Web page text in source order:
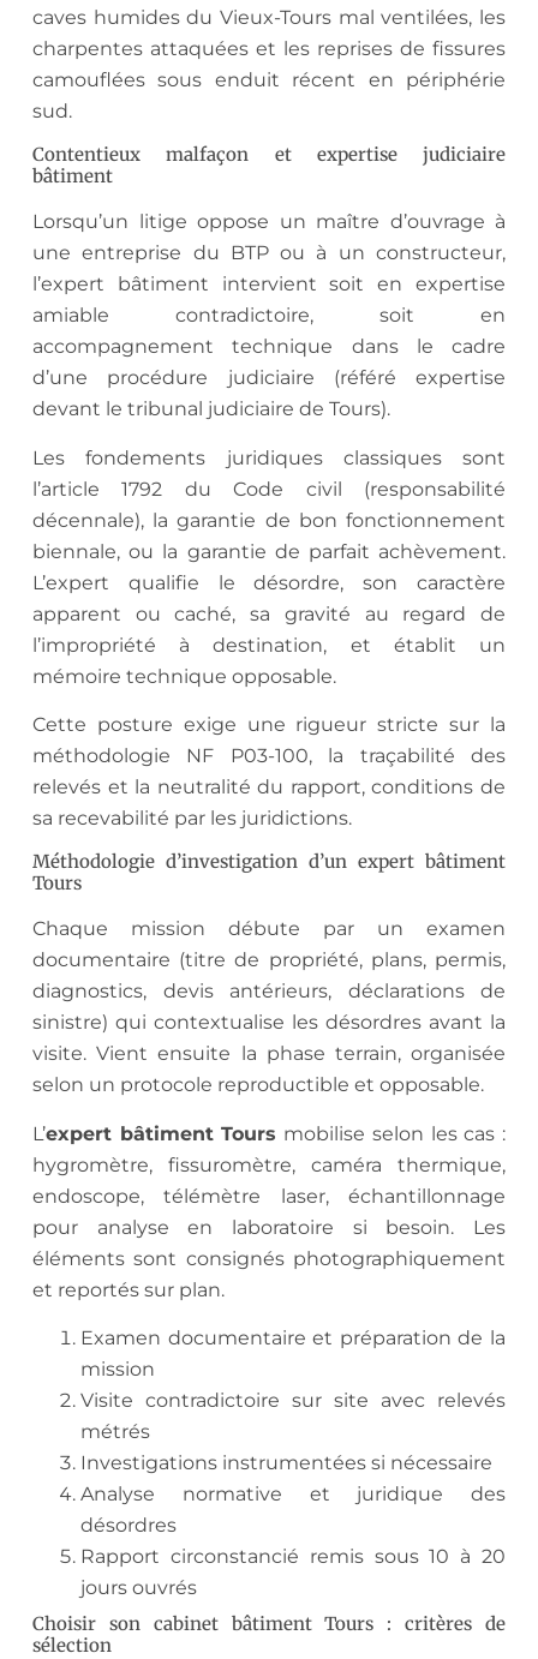
caves humides du Vieux-Tours mal ventilées, les
charpentes attaquées et les reprises de fissures
camouflées sous enduit récent en périphérie
sud.
Contentieux malfaçon et expertise judiciaire
bâtiment
Lorsqu’un litige oppose un maître d’ouvrage à
une entreprise du BTP ou à un constructeur,
l’expert bâtiment intervient soit en expertise
amiable contradictoire, soit en
accompagnement technique dans le cadre
d’une procédure judiciaire (référé expertise
devant le tribunal judiciaire de Tours).
Les fondements juridiques classiques sont
l’article 1792 du Code civil (responsabilité
décennale), la garantie de bon fonctionnement
biennale, ou la garantie de parfait achèvement.
L’expert qualifie le désordre, son caractère
apparent ou caché, sa gravité au regard de
l’impropriété à destination, et établit un
mémoire technique opposable.
Cette posture exige une rigueur stricte sur la
méthodologie NF P03-100, la traçabilité des
relevés et la neutralité du rapport, conditions de
sa recevabilité par les juridictions.
Méthodologie d’investigation d’un expert bâtiment
Tours
Chaque mission débute par un examen
documentaire (titre de propriété, plans, permis,
diagnostics, devis antérieurs, déclarations de
sinistre) qui contextualise les désordres avant la
visite. Vient ensuite la phase terrain, organisée
selon un protocole reproductible et opposable.
L’expert bâtiment Tours mobilise selon les cas :
hygromètre, fissuromètre, caméra thermique,
endoscope, télémètre laser, échantillonnage
pour analyse en laboratoire si besoin. Les
éléments sont consignés photographiquement
et reportés sur plan.
Examen documentaire et préparation de la
mission
Visite contradictoire sur site avec relevés
métrés
Investigations instrumentées si nécessaire
Analyse normative et juridique des
désordres
Rapport circonstancié remis sous 10 à 20
jours ouvrés
Choisir son cabinet bâtiment Tours : critères de
sélection